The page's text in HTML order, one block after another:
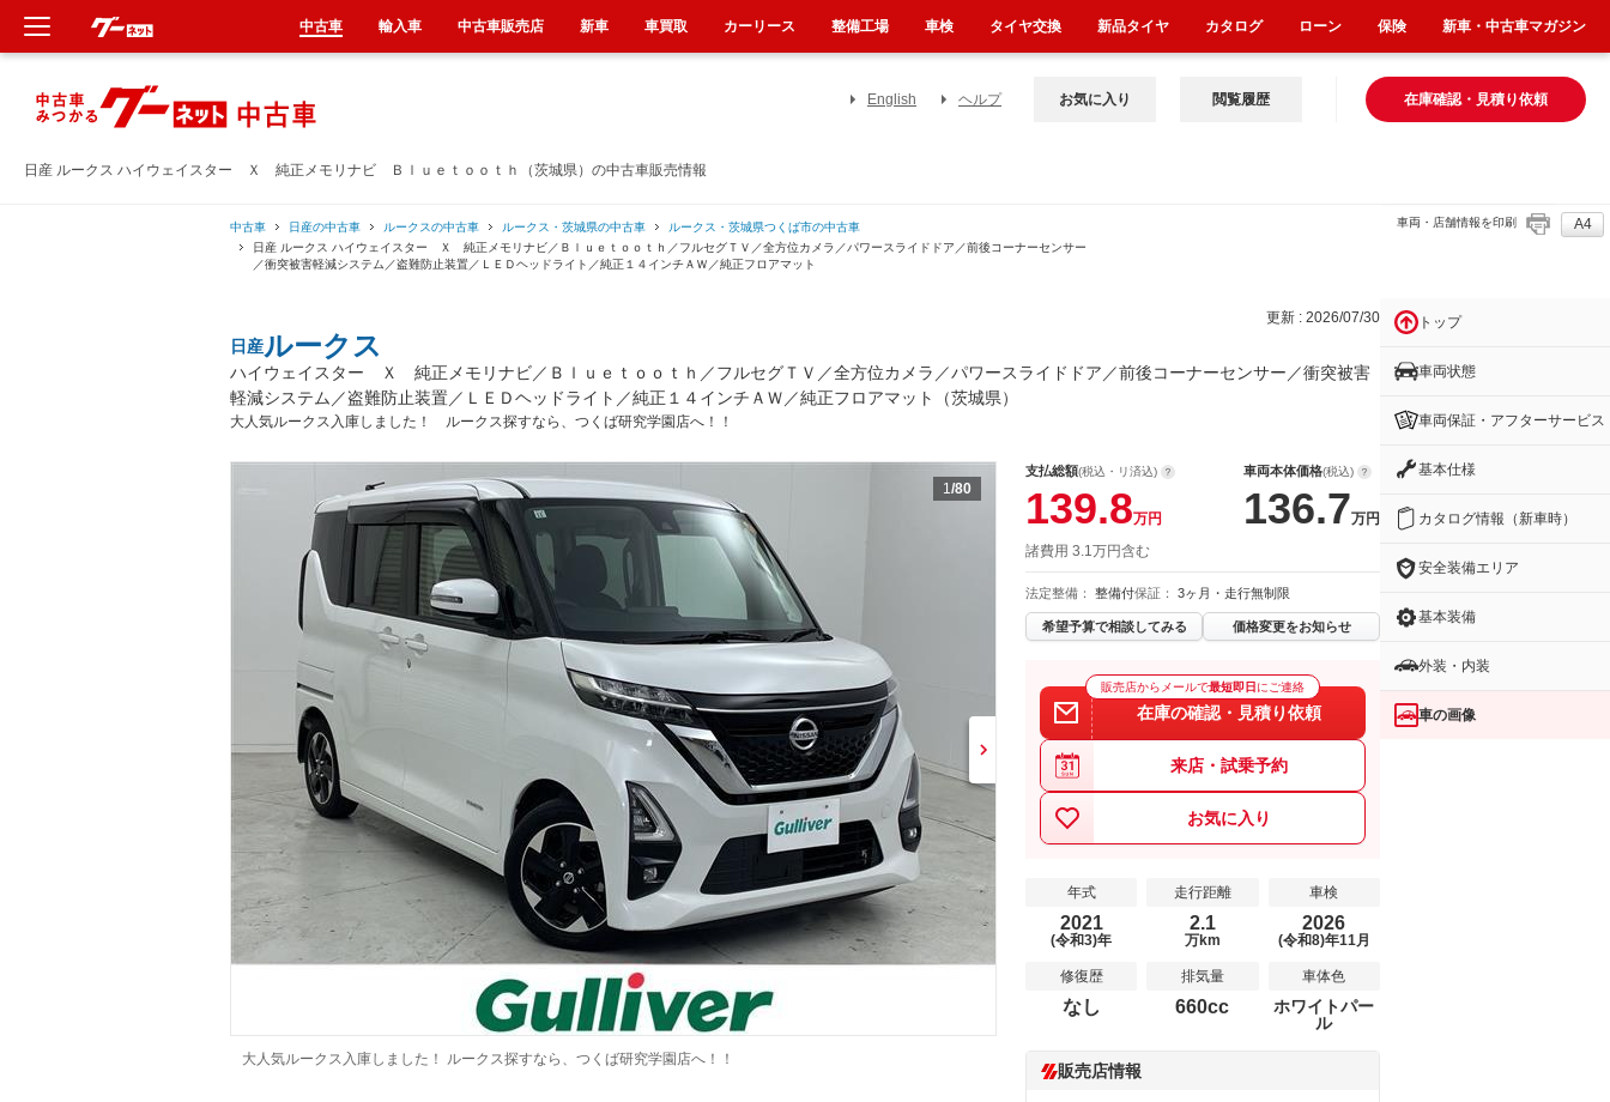
日産 ルークス ハイウェイスター Ｘ 純正メモリナビ Ｂｌｕｅｔｏｏｔｈ（茨城県）の中古車販売情報
English ヘルプ 在庫確認・見積り依頼
お気に入り 閲覧履歴
中古車 日産の中古車 ルークスの中古車 ルークス・茨城県の中古車
ルークス・茨城県つくば市の中古車
日産 ルークス ハイウェイスター Ｘ 純正メモリナビ／Ｂｌｕｅｔｏｏｔｈ／フルセグＴＶ／全方位カメラ／パワースライドドア／前後コーナーセンサー
／衝突被害軽減システム／盗難防止装置／ＬＥＤヘッドライト／純正１４インチＡＷ／純正フロアマット
車両・店舗情報を印刷 A4
更新 : 2026/07/30
日産ルークス
ハイウェイスター Ｘ 純正メモリナビ／Ｂｌｕｅｔｏｏｔｈ／フルセグＴＶ／全方位カメラ／パワースライドドア／前後コーナーセンサー／衝突被害
軽減システム／盗難防止装置／ＬＥＤヘッドライト／純正１４インチＡＷ／純正フロアマット（茨城県）
大人気ルークス入庫しました！ ルークス探すなら、つくば研究学園店へ！！
1/80
大人気ルークス入庫しました！ ルークス探すなら、つくば研究学園店へ！！
支払総額(税込・リ済込)
139.8万円
車両本体価格(税込)
136.7万円
諸費用 3.1万円含む
法定整備： 整備付保証： 3ヶ月・走行無制限
希望予算で相談してみる 価格変更をお知らせ
販売店からメールで最短即日 にご連絡
在庫の確認・見積り依頼
来店・試乗予約
お気に入り
年式
2021
(令和3)年
走行距離
2.1
万km
車検
2026
(令和8)年11月
修復歴
なし
排気量
660cc
車体色
ホワイトパー
ル
販売店情報
トップ
車両状態
車両保証・アフターサービス
基本仕様
カタログ情報（新車時）
安全装備エリア
基本装備
外装・内装
車の画像
中古車 輸入車 中古車販売店 新車 車買取 カーリース 整備工場 車検 タイヤ交換 新品タイヤ カタログ ローン 保険 新車・中古車マガジン
新車
中古車